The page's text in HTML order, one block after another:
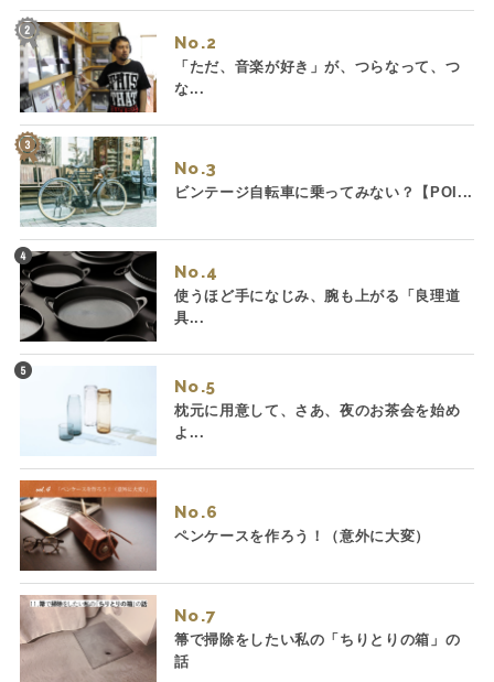
No.
「ただ、音楽が好き」が、つらなって、つ
な...
No.
ビンテージ自転車に乗ってみない？【POI...
No.
使うほど手になじみ、腕も上がる「良理道
具...
No.
枕元に用意して、さあ、夜のお茶会を始め
よ...
No.
ペンケースを作ろう！（意外に大変）
No.
箒で掃除をしたい私の「ちりとりの箱」の
話